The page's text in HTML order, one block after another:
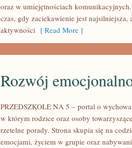
oraz w umiejętnościach
czas, gdy zaciekawienie jest najsilniejsza,
aktywności [ Read More ]
Rozwój
PRZEDSZKOLE NA 5 – portal o
w którym rodzice oraz osoby
rzetelne porady. Strona skupia się na
emocjami, życiem w grupie oraz